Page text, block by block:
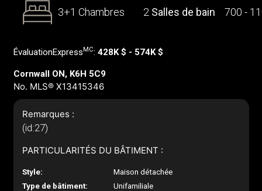
3+1 Chambres 2 Salles de bain 700 -
ÉvaluationExpress MC: 428K $ - 574K $
Cornwall ON, K6H 5C9
No. MLS® X13415346
Remarques :
(id:27)
PARTICULARITÉS DU BÂTIMENT :
Style:
Maison détachée
Type de bâtiment:
Unifamiliale